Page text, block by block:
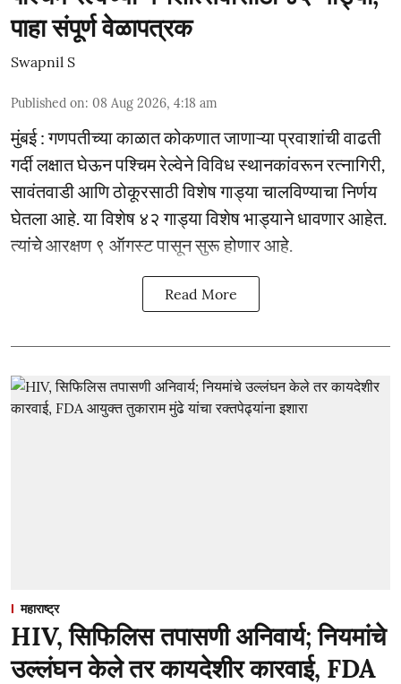
पाहा संपूर्ण वेळापत्रक
Swapnil S
Published on: 08 Aug 2026, 4:18 am
मुंबई : गणपतीच्या काळात कोकणात जाणाऱ्या प्रवाशांची वाढती
गर्दी लक्षात घेऊन पश्चिम रेल्वेने विविध स्थानकांवरून रत्नागिरी,
सावंतवाडी आणि ठोकूरसाठी विशेष गाड्या चालविण्याचा निर्णय
घेतला आहे. या विशेष ४२ गाड्या विशेष भाड्याने धावणार आहेत.
त्यांचे आरक्षण ९ ऑगस्ट पासून सुरू होणार आहे.
Read More
महाराष्ट्र
HIV, सिफिलिस तपासणी अनिवार्य; नियमांचे
उल्लंघन केले तर कायदेशीर कारवाई, FDA